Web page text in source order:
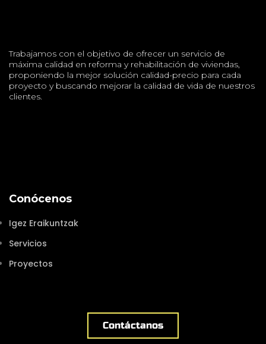
Trabajamos con el objetivo de ofrecer un servicio de
máxima calidad en reforma y rehabilitación de viviendas,
proponiendo la mejor solución calidad-precio para cada
proyecto y buscando mejorar la calidad de vida de nuestros
clientes.
Conócenos
Igez Eraikuntzak
Servicios
Proyectos
Contáctanos